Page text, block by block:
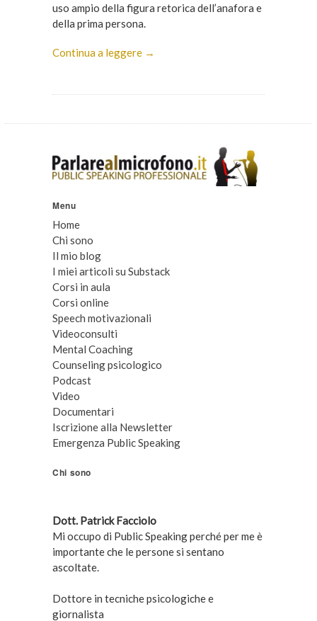
uso ampio della figura retorica dell’anafora e
della prima persona.
Continua a leggere →
Menu
Home
Chi sono
Il mio blog
I miei articoli su Substack
Corsi in aula
Corsi online
Speech motivazionali
Videoconsulti
Mental Coaching
Counseling psicologico
Podcast
Video
Documentari
Iscrizione alla Newsletter
Emergenza Public Speaking
Chi sono
Dott. Patrick Facciolo
Mi occupo di Public Speaking perché per me è
importante che le persone si sentano
ascoltate.
Dottore in tecniche psicologiche e
giornalista